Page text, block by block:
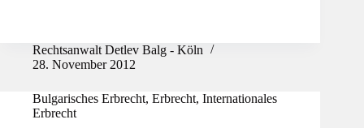
Rechtsanwalt Detlev Balg - Köln
28. November 2012
Bulgarisches Erbrecht, Erbrecht, Internationales
Erbrecht